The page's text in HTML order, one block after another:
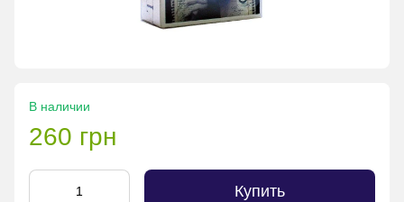
В наличии
260 грн
Купить